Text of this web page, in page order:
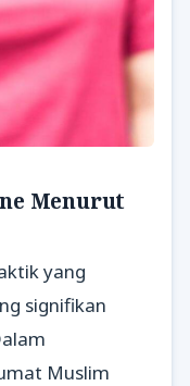
Menurut
yang
signifikan
Muslim